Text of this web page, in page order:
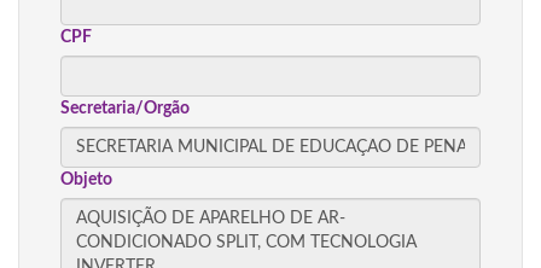
CPF
Secretaria/Orgão
Objeto